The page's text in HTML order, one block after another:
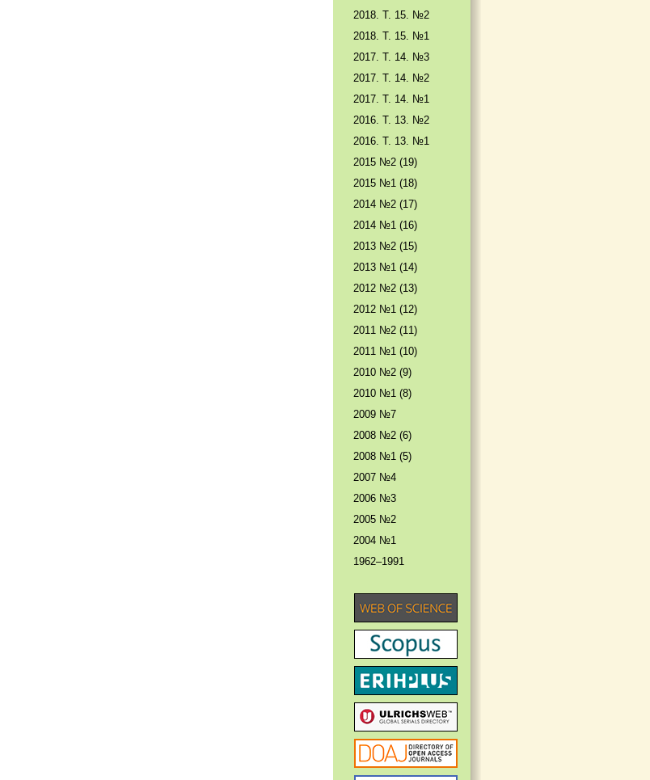
2018. Т. 15. №2
2018. Т. 15. №1
2017. T. 14. №3
2017. T. 14. №2
2017. T. 14. №1
2016. T. 13. №2
2016. T. 13. №1
2015 №2 (19)
2015 №1 (18)
2014 №2 (17)
2014 №1 (16)
2013 №2 (15)
2013 №1 (14)
2012 №2 (13)
2012 №1 (12)
2011 №2 (11)
2011 №1 (10)
2010 №2 (9)
2010 №1 (8)
2009 №7
2008 №2 (6)
2008 №1 (5)
2007 №4
2006 №3
2005 №2
2004 №1
1962–1991